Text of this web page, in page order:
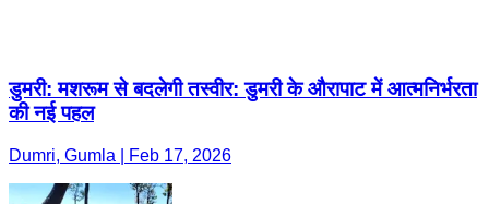
डुमरी: मशरूम से बदलेगी तस्वीर: डुमरी के औरापाट में आत्मनिर्भरता
की नई पहल
Dumri, Gumla | Feb 17, 2026